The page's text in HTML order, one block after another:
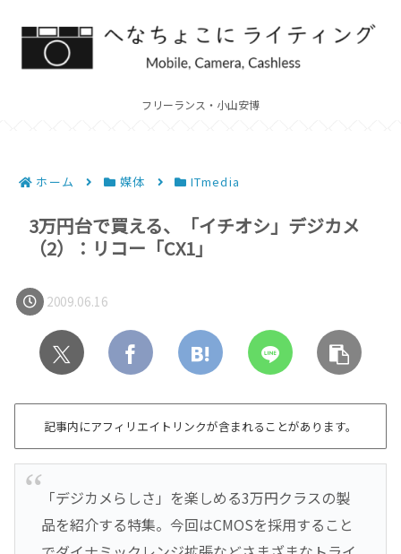
フリーランス・小山安博
ホーム 媒体 ITmedia
3万円台で買える、「イチオシ」デジカメ
（2）：リコー「CX1」
2009.06.16
記事内にアフィリエイトリンクが含まれることがあります。
「デジカメらしさ」を楽しめる3万円クラスの製
品を紹介する特集。今回はCMOSを採用すること